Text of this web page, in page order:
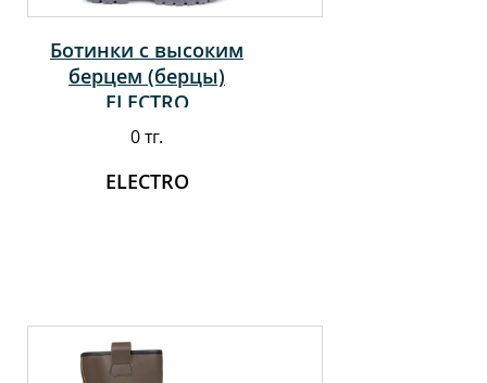
Ботинки с высоким
берцем (берцы)
ELECTRO
0 тг.
ELECTRO